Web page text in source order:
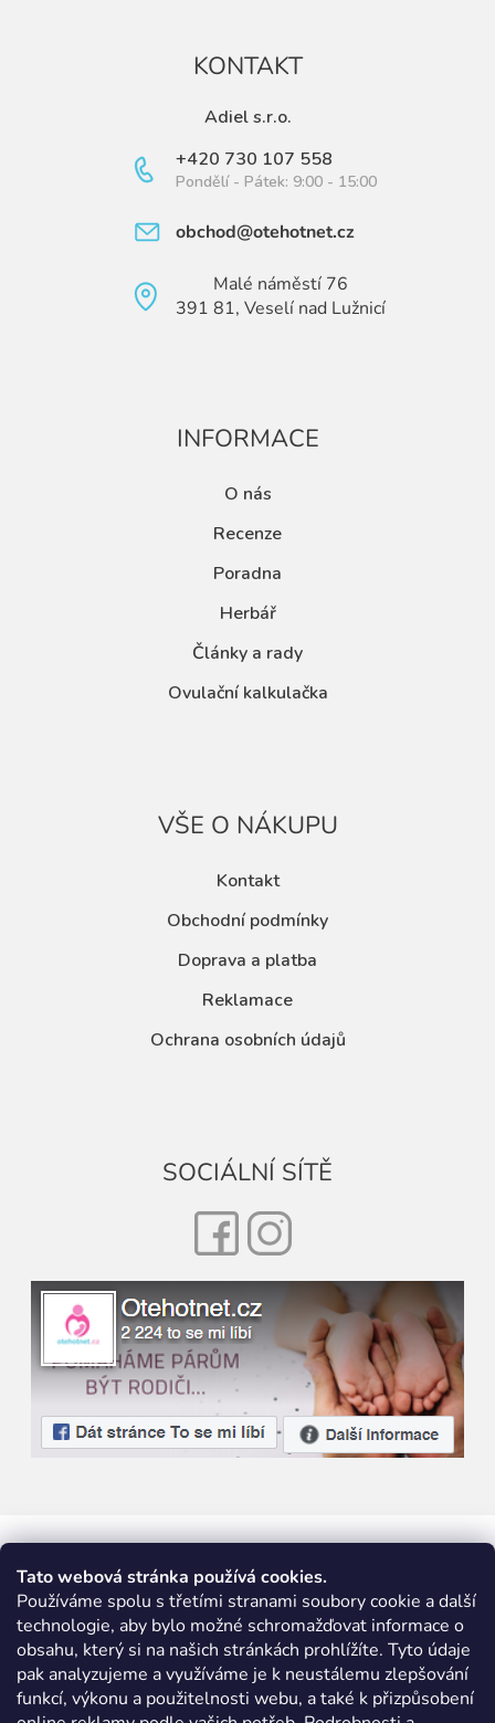
Tato webová stránka používá cookies.
Používáme spolu s třetími stranami soubory cookie a další
technologie, aby bylo možné schromažďovat informace o
obsahu, který si na našich stránkách prohlížíte. Tyto údaje
pak analyzujeme a využíváme je k neustálemu zlepšování
funkcí, výkonu a použitelnosti webu, a také k přizpůsobení
KONTAKT
Adiel s.r.o.
+420 730 107 558
Pondělí - Pátek: 9:00 - 15:00
obchod@otehotnet.cz
Malé náměstí 76
391 81, Veselí nad Lužnicí
INFORMACE
O nás
Recenze
Poradna
Herbář
Články a rady
Ovulační kalkulačka
VŠE O NÁKUPU
Kontakt
Obchodní podmínky
Doprava a platba
Reklamace
Ochrana osobních údajů
SOCIÁLNÍ SÍTĚ
FacebookInstagram